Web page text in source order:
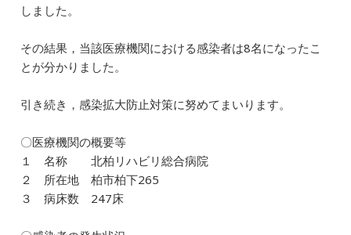
しました。
その結果，当該医療機関における感染者は8名になったこ
とが分かりました。
引き続き，感染拡大防止対策に努めてまいります。
〇医療機関の概要等
１ 名称 北柏リハビリ総合病院
２ 所在地 柏市柏下265
３ 病床数 247床